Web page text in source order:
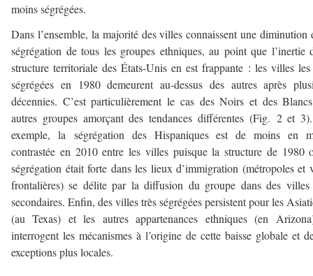
moins ségrégées.
Dans l’ensemble, la majorité des villes connaissent une diminution
ségrégation de tous les groupes ethniques, au point que l’inertie
structure territoriale des États-Unis en est frappante : les villes
ségrégées en 1980 demeurent au-dessus des autres après
décennies. C’est particulièrement le cas des Noirs et des
autres groupes amorçant des tendances différentes (Fig. 2 et
exemple, la ségrégation des Hispaniques est de moins en
contrastée en 2010 entre les villes puisque la structure de 1980
ségrégation était forte dans les lieux d’immigration (métropoles et
frontalières) se délite par la diffusion du groupe dans des villes
secondaires. Enfin, des villes très ségrégées persistent pour les
(au Texas) et les autres appartenances ethniques (en
interrogent les mécanismes à l’origine de cette baisse globale et
exceptions plus locales.